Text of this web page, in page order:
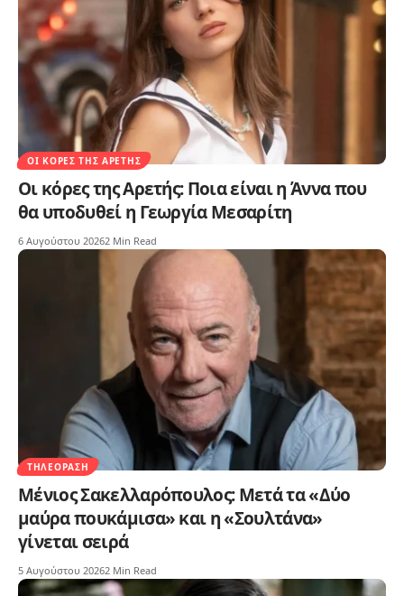
ΟΙ ΚΌΡΕΣ ΤΗΣ ΑΡΕΤΉΣ
Οι κόρες της Αρετής: Ποια είναι η Άννα που
θα υποδυθεί η Γεωργία Μεσαρίτη
6 Αυγούστου 20262 Min Read
ΤΗΛΕΌΡΑΣΗ
Μένιος Σακελλαρόπουλος: Μετά τα «Δύο
μαύρα πουκάμισα» και η «Σουλτάνα»
γίνεται σειρά
5 Αυγούστου 20262 Min Read